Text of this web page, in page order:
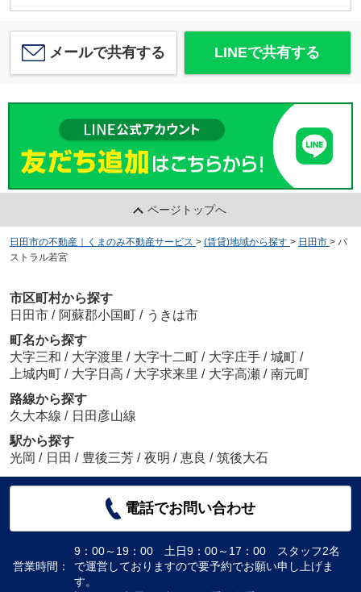
メールで共有する LINEで共有する
ページトップへ
日田市の不動産｜くまのみ不動産サービス > (賃貸)地域から探す > 日田市 > パ
ストラル若宮
市区町村から探す
日田市 / 阿蘇郡小国町 / うきは市
町名から探す
大字三和 / 大字渡里 / 大字十二町 / 大字庄手 / 城町 /
上城内町 / 大字日高 / 大字求来里 / 大字高瀬 / 南元町
路線から探す
久大本線 / 日田彦山線
駅から探す
光岡 / 日田 / 豊後三芳 / 夜明 / 恵良 / 筑後大石
電話でお問い合わせ
営業時間：
9：00～19：00 土日9：00～17：00 スタッフ2名
で運営しておりますので要予約でお願い申し上げま
す。